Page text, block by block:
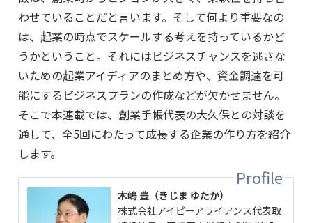
わせていることだと言います。そして何より重要なの
は、起業の時点でスケールする考えを持っているかど
うかということ。それにはビジネスチャンスを逃さな
いための起業アイディアのまとめ方や、資金調達を可
能にするビジネスプランの作成などが欠かせません。
そこで本連載では、創業手帳代表の大久保との対談を
通して、全5回にわたって成長する企業の作り方を紹介
します。
木嶋 豊（きじま ゆたか）
株式会社アイピーアライアンス代表取